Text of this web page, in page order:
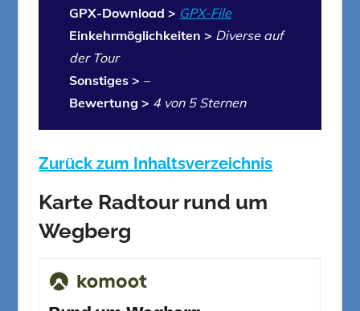
GPX-Download > GPX-File
Einkehrmöglichkeiten > Diverse auf
der Tour
Sonstiges > –
Bewertung > 4 von 5 Sternen
Zurück zum Inhaltsverzeichnis
Karte Radtour rund um
Wegberg